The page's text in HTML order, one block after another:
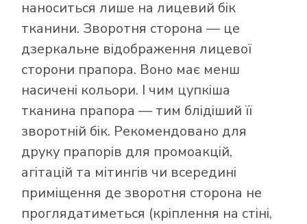
наноситься лише на лицевий бік
тканини. Зворотня сторона — це
дзеркальне відображення лицевої
сторони прапора. Воно має менш
насичені кольори. І чим цупкіша
тканина прапора — тим блідіший її
зворотній бік. Рекомендовано для
друку прапорів для промоакцій,
агітацій та мітингів чи всередині
приміщення де зворотня сторона не
проглядатиметься (кріплення на стіні,